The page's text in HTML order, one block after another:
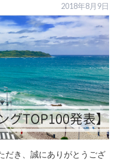
2018年8月9日
だき、誠にありがとうござ